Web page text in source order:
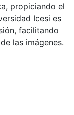
propiciando el
Icesi es
facilitando
las imágenes.